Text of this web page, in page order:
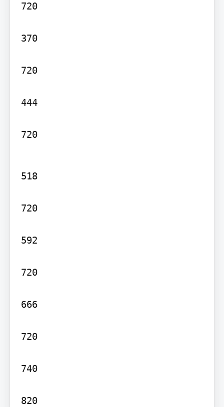
720
370
720
444
720
518
720
592
720
666
720
740
820